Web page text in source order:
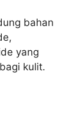
bahan
yang
kulit.